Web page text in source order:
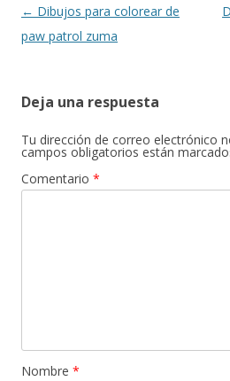
Navegación
de
← Dibujos para colorear de
paw patrol zuma
Deja una respuesta
Tu dirección de correo electrónico
campos obligatorios están
Comentario *
Nombre *